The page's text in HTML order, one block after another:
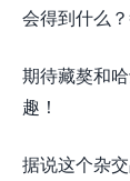
会得到什么
期待藏獒和
趣！
据说这个杂